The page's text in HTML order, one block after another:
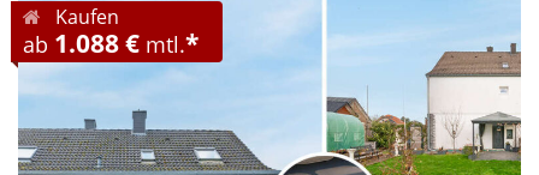
Kaufen
ab 1.088 € mtl.*